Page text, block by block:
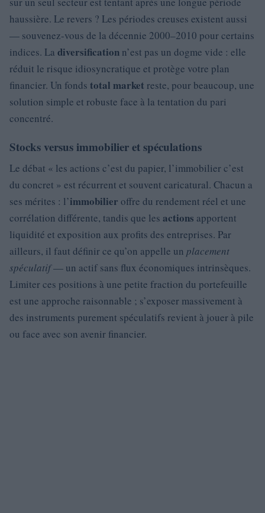
haussière. Le revers ? Les périodes creuses existent aussi
— souvenez-vous de la décennie 2000–2010 pour certains
indices. La diversification n’est pas un dogme vide : elle
réduit le risque idiosyncratique et protège votre plan
financier. Un fonds total market reste, pour beaucoup, une
solution simple et robuste face à la tentation du pari
concentré.
Stocks versus immobilier et spéculations
Le débat « les actions c’est du papier, l’immobilier c’est
du concret » est récurrent et souvent caricatural. Chacun a
ses mérites : l’immobilier offre du rendement réel et une
corrélation différente, tandis que les actions apportent
liquidité et exposition aux profits des entreprises. Par
ailleurs, il faut définir ce qu’on appelle un placement
spéculatif— un actif sans flux économiques intrinsèques.
Limiter ces positions à une petite fraction du portefeuille
est une approche raisonnable ; s’exposer massivement à
des instruments purement spéculatifs revient à jouer à pile
ou face avec son avenir financier.